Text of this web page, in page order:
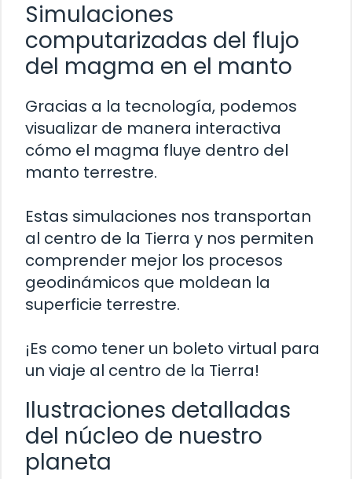
Simulaciones
computarizadas del flujo
del magma en el manto
Gracias a la tecnología, podemos
visualizar de manera interactiva
cómo el magma fluye dentro del
manto terrestre.
Estas simulaciones nos transportan
al centro de la Tierra y nos permiten
comprender mejor los procesos
geodinámicos que moldean la
superficie terrestre.
¡Es como tener un boleto virtual para
un viaje al centro de la Tierra!
Ilustraciones detalladas
del núcleo de nuestro
planeta